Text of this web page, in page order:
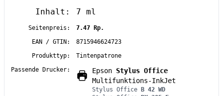
Inhalt:
7 ml
Seitenpreis:
7.47 Rp.
EAN / GTIN:
8715946624723
Produkttyp:
Tintenpatrone
Passende Drucker:
Epson Stylus Office
Multifunktions-InkJet
Stylus Office B 42 WD